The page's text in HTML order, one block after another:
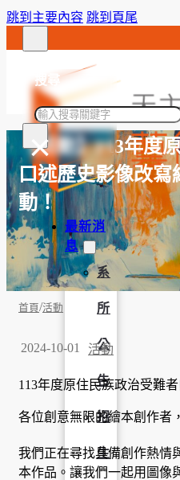
跳到主要內容 跳到頁尾
搜尋
搜
×
最新消
息
系
所
公
告
招
生
【活動】113年度
口述歷史影像改寫
動！
首頁/活動
2024-10-01 活動
113年度原住民族政治受難
各位創意無限的繪本創作者
我們正在尋找具備創作熱情
本作品。讓我們一起用圖像